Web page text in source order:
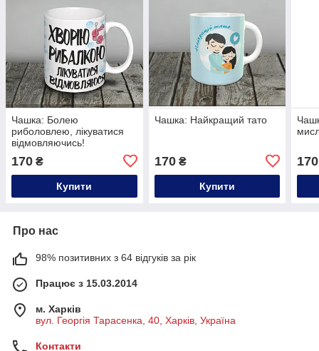
Чашка: Болею
риболовлею, лікуватися
відмовляючись!
170 ₴
Купити
Чашка: Найкращий тато
170₴
Купити
170
Про нас
98% позитивних з 64 відгуків за рік
Працює з 15.03.2014
м. Харків
вул. Георгія Тарасенка, 40, Харків, Україна
Контакти